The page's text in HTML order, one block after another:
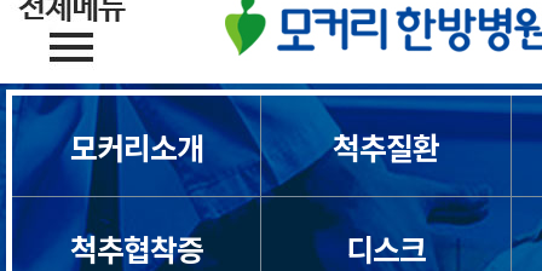
모커리소개 척추질환
척추협착증 디스크